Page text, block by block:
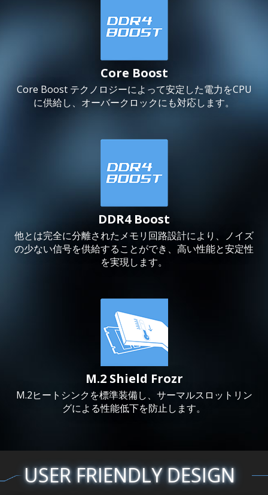
Core Boost
Core Boost テクノロジーによって安定した電力をCPU
に供給し、オーバークロックにも対応します。
DDR4 Boost
他とは完全に分離されたメモリ回路設計により、ノイズ
の少ない信号を供給することができ、高い性能と安定性
を実現します。
M.2 Shield Frozr
M.2ヒートシンクを標準装備し、サーマルスロットリン
グによる性能低下を防止します。
USER FRIENDLY DESIGN